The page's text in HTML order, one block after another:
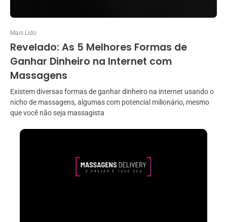
Mais Lido
Revelado: As 5 Melhores Formas de
Ganhar Dinheiro na Internet com
Massagens
Existem diversas formas de ganhar dinheiro na internet usando o
nicho de massagens, algumas com potencial milionário, mesmo
que você não seja massagista